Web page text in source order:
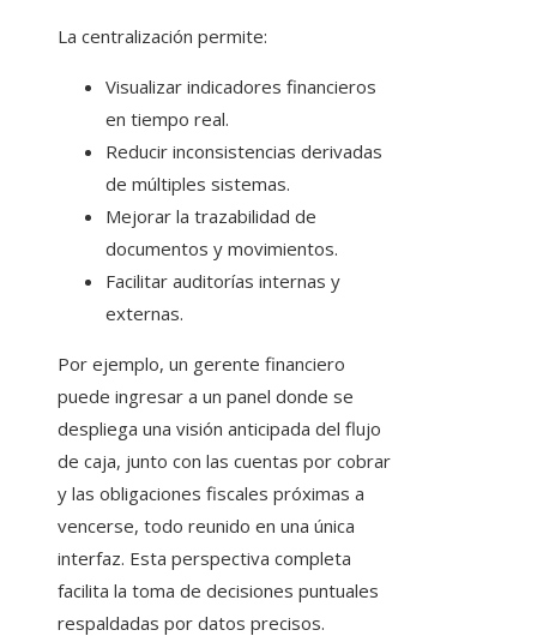
La centralización permite:
Visualizar indicadores financieros
en tiempo real.
Reducir inconsistencias derivadas
de múltiples sistemas.
Mejorar la trazabilidad de
documentos y movimientos.
Facilitar auditorías internas y
externas.
Por ejemplo, un gerente financiero
puede ingresar a un panel donde se
despliega una visión anticipada del flujo
de caja, junto con las cuentas por cobrar
y las obligaciones fiscales próximas a
vencerse, todo reunido en una única
interfaz. Esta perspectiva completa
facilita la toma de decisiones puntuales
respaldadas por datos precisos.